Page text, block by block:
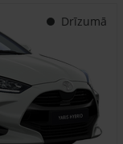
Drīzumā